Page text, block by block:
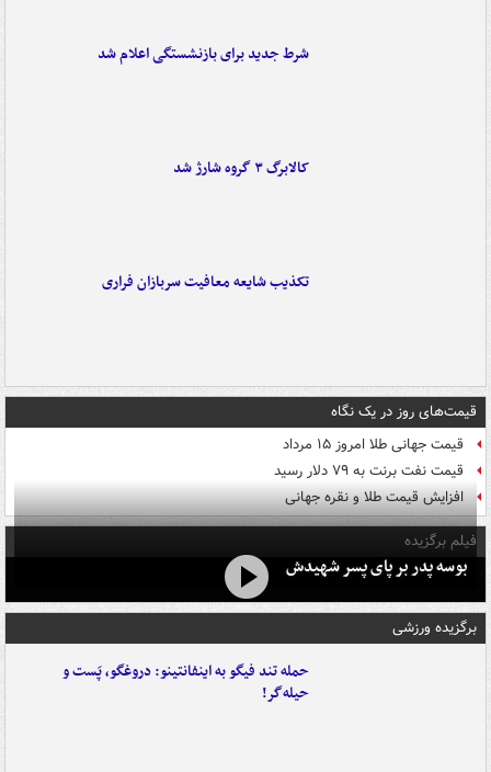
شرط جدید برای بازنشستگی اعلام شد
کالابرگ ۳ گروه شارژ شد
تکذیب شایعه معافیت سربازان فراری
قیمت‌های روز در یک نگاه
قیمت جهانی طلا امروز ۱۵ مرداد
قیمت نفت برنت به ۷۹ دلار رسید
افزایش قیمت طلا و نقره جهانی
فیلم برگزیده
بوسه‌ پدر بر پای پسر شهیدش
برگزیده ورزشی
حمله تند فیگو به اینفانتینو: دروغگو، پَست‌ و
حیله‌گر!